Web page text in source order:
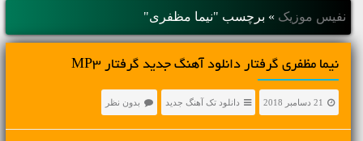
نفیس موزیک » برچسب "نیما مظفری"
نیما مظفری گرفتار دانلود آهنگ جدید گرفتار MP3
21 دسامبر 2018 دانلود تک آهنگ جدید بدون نظر